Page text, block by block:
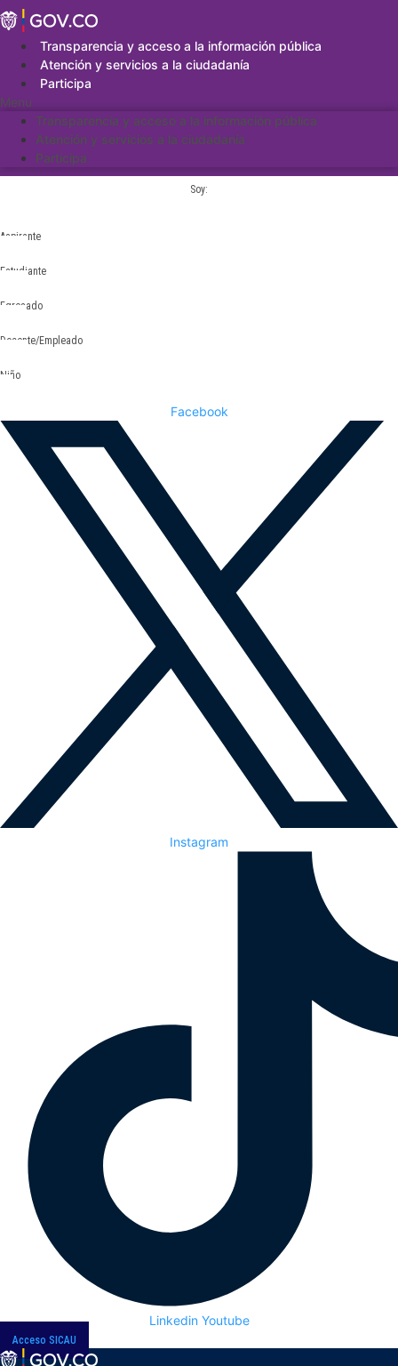
Saltar
al
contenidoTransparencia y acceso a la información pública
Atención y servicios a la ciudadanía
Participa
Menu
Transparencia y acceso a la información pública
Atención y servicios a la ciudadanía
Participa
Soy:
Aspirante
Estudiante
Egresado
Docente/Empleado
Niño
Facebook
Instagram
Linkedin Youtube
Acceso SICAU